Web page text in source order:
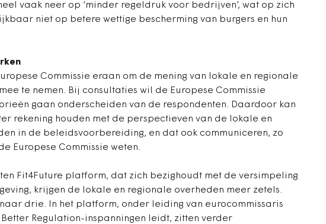
vaak neer op ‘minder regeldruk voor bedrijven’, wat op zich
niet op betere wettige bescherming van burgers en hun
Commissie eraan om de mening van lokale en regionale
te nemen. Bij consultaties wil de Europese Commissie
gaan onderscheiden van de respondenten. Daardoor kan
rekening houden met de perspectieven van de lokale en
in de beleidsvoorbereiding, en dat ook communiceren, zo
Europese Commissie weten.
Fit4Future platform, dat zich bezighoudt met de versimpeling
krijgen de lokale en regionale overheden meer zetels.
drie. In het platform, onder leiding van eurocommissaris
Regulation-inspanningen leidt, zitten verder